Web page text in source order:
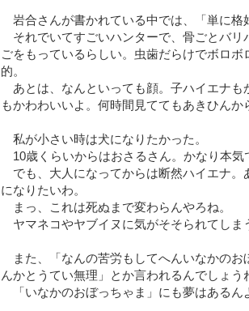
岩合さんが書かれている中では、「単に格
それでいてすごいハンターで、骨ごとバリ
ごをもっているらしい。虫歯だらけでボロ
的。
あとは、なんといっても顔。子ハイエナも
もかわわいいよ。何時間見ててもあきひんか
私が小さい時は犬になりたかった。
10歳くらいからはおさるさん。かなり本気
でも、大人になってからは断然ハイエナ。
になりたいわ。
まっ、これは死ぬまで変わらんやろね。
ヤマネコやヤブイヌに気がそそられてしま
また、「なんの苦労もしてへんいなかのお
んかとうてい無理」とか言われるんでしょう
「いなかのおぼっちゃま」にも夢はあるん